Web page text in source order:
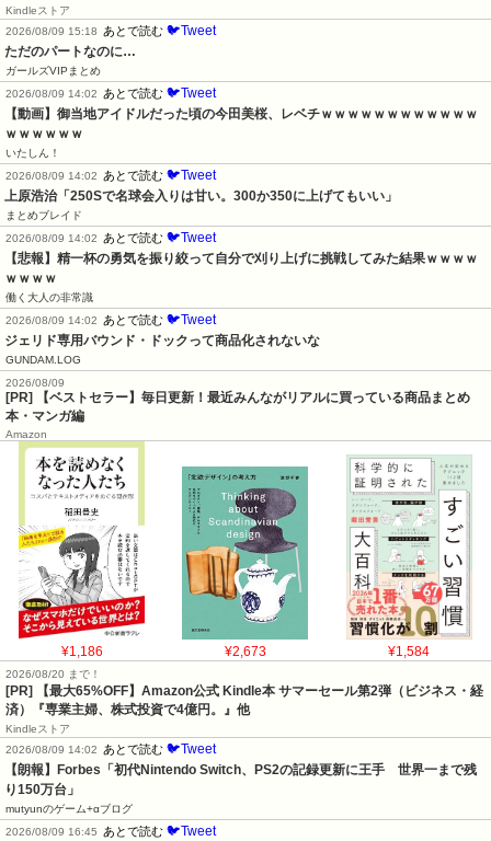
Kindleストア
2026/08/09 15:18
あとで読む 🐦Tweet
ただのパートなのに…
ガールズVIPまとめ
2026/08/09 14:02
あとで読む 🐦Tweet
【動画】御当地アイドルだった頃の今田美桜、レベチｗｗｗｗｗｗｗｗｗｗｗｗ
ｗｗｗｗｗｗ
いたしん！
2026/08/09 14:02
あとで読む 🐦Tweet
上原浩治「250Sで名球会入りは甘い。300か350に上げてもいい」
まとめブレイド
2026/08/09 14:02
あとで読む 🐦Tweet
【悲報】精一杯の勇気を振り絞って自分で刈り上げに挑戦してみた結果ｗｗｗｗ
ｗｗｗｗ
働く大人の非常識
2026/08/09 14:02
あとで読む 🐦Tweet
ジェリド専用バウンド・ドックって商品化されないな
GUNDAM.LOG
2026/08/09
[PR] 【ベストセラー】毎日更新！最近みんながリアルに買っている商品まとめ
本・マンガ編
Amazon
¥1,186 ¥2,673 ¥1,584
2026/08/20 まで！
[PR]
【最大65%OFF】Amazon公式 Kindle本 サマーセール第2弾（ビジネス・経
済）『専業主婦、株式投資で4億円。』他
Kindleストア
2026/08/09 14:02
あとで読む 🐦Tweet
【朗報】Forbes「初代Nintendo Switch、PS2の記録更新に王手　世界一まで残
り150万台」
mutyunのゲーム+αブログ
2026/08/09 16:45
あとで読む 🐦Tweet